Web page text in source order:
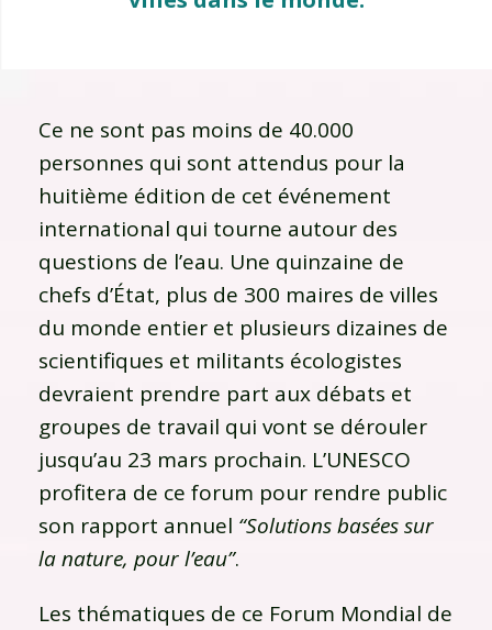
Ce ne sont pas moins de 40.000
personnes qui sont attendus pour la
huitième édition de cet événement
international qui tourne autour des
questions de l’eau. Une quinzaine de
chefs d’État, plus de 300 maires de villes
du monde entier et plusieurs dizaines de
scientifiques et militants écologistes
devraient prendre part aux débats et
groupes de travail qui vont se dérouler
jusqu’au 23 mars prochain. L’UNESCO
profitera de ce forum pour rendre public
son rapport annuel “Solutions basées sur
la nature, pour l’eau”.
Les thématiques de ce Forum Mondial de